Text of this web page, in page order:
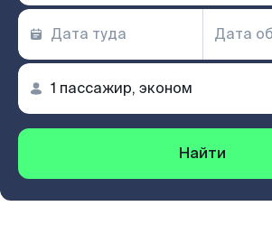
Найти